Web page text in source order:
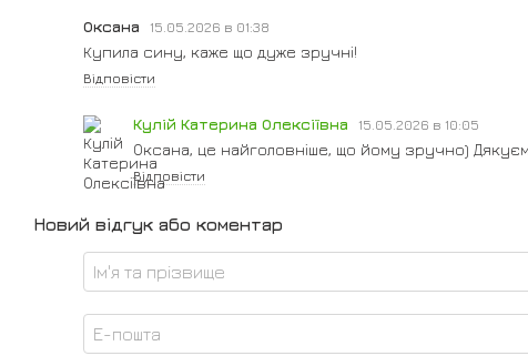
Оксана 15.05.2026 в 01:38
Купила сину, каже що дуже зручні!
Відповісти
Кулій Катерина Олексіївна 15.05.2026 в 10:05
Оксана, це найголовніше, що йому зручно)
Відповісти
Новий відгук або коментар